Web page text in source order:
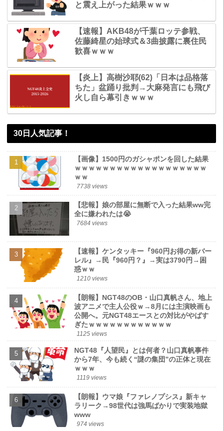
と震え上がった結果ｗｗｗ
【速報】AKB48が千葉ロッテ参戦、
佐藤綺星の始球式＆3曲披露に裏住民
歓喜ｗｗｗ
【炎上】高樹沙耶(62)「日本は品格落
ちた」盆踊り批判→大麻発言にも飛び
火し自ら幕引きｗｗｗ
30日人気記事！
【画像】1500円のガシャポンを回した結果
ｗｗｗｗｗｗｗｗｗｗｗｗｗｗｗｗｗｗｗ
ｗｗ
7738 views
【悲報】娘の部屋に無断で入った結果ww完
全に嫌われたは😭
7684 views
【速報】ケンタッキー『960円お得の新バー
レル』→民『960円？』→実は3790円→困
惑ｗｗ
1210 views
【朗報】NGT48のOB・山口真帆さん、地上
波アニメで主人公役ｗ→8月には主演映画も
公開へ。元NGT48エースとの対比がやばす
ぎたｗｗｗｗｗｗｗｗｗｗｗｗ
1125 views
NGT48『人望民』とは何者？山口真帆事件
から7年、今も続く“謎の集団”の正体と現在
ｗｗｗ
1119 views
【朗報】ウマ娘『ファレノプシス』新キャ
ラリーク→98世代は強馬ばかりで実装地獄
www
974 views